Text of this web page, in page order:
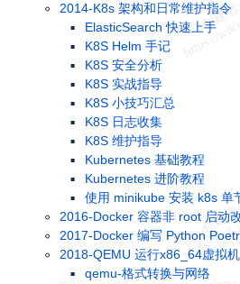
2014-K8s 架构和日常维护指令
ElasticSearch 快速上手
K8S Helm 手记
K8S 安全分析
K8S 实战指导
K8S 小技巧汇总
K8S 日志收集
K8S 维护指导
Kubernetes 基础教程
Kubernetes 进阶教程
使用 minikube 安装 k8s 单
2016-Docker 容器非 root 启动
2017-Docker 编写 Python
2018-QEMU 运行x86_64虚拟机
qemu-格式转换与网络